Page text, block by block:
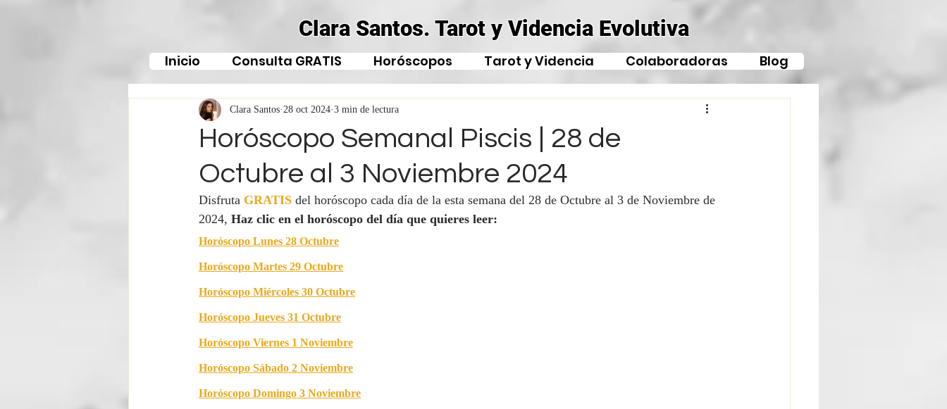
Clara Santos. Tarot y Videncia Evolutiva
Inicio Consulta GRATIS Horóscopos Tarot y Videncia Colaboradoras Blog
Horóscopo Semanal Piscis | 28 de
Octubre al 3 Noviembre 2024
Clara Santos28 oct 20243 min de lectura
Disfruta GRATISdel horóscopo cada día de la esta semana del 28 de Octubre al 3 de Noviembre de
2024, Haz clic en el horóscopo del día que quieres leer:
Horóscopo Lunes 28 Octubre
Horóscopo Martes 29 Octubre
Horóscopo Miércoles 30 Octubre
Horóscopo Jueves 31 Octubre
Horóscopo Viernes 1 Noviembre
Horóscopo Sábado 2 Noviembre
Horóscopo Domingo 3 Noviembre